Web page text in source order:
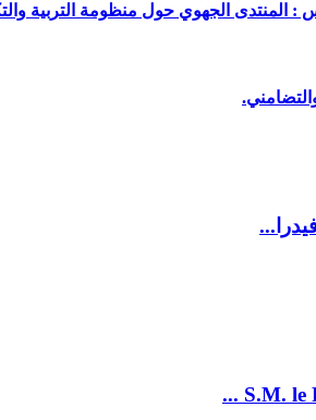
: المنتدى الجهوي حول منظومة التربية
S.M. le